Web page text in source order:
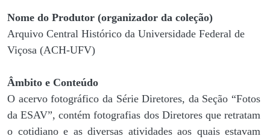
Nome do Produtor (organizador da coleção)
Arquivo Central Histórico da Universidade Federal de
Viçosa (ACH-UFV)
Âmbito e Conteúdo
O acervo fotográfico da Série Diretores, da Seção “Fotos
da ESAV”, contém fotografias dos Diretores que retratam
o cotidiano e as diversas atividades aos quais estavam